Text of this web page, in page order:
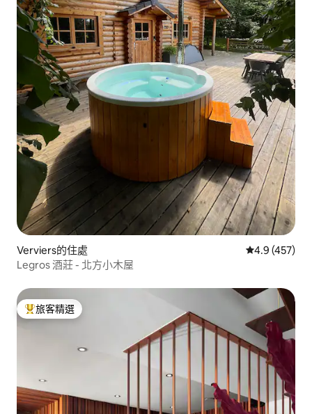
Verviers的住處 從 457 則評
4.9 (457)
Legros 酒莊 - 北方小木屋
旅客精選榜首
旅客精選